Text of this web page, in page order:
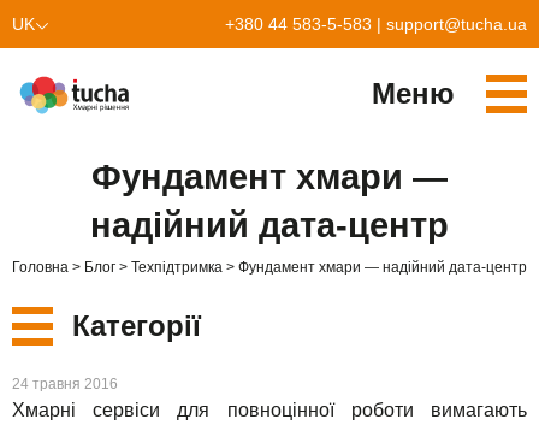
UK +380 44 583-5-583 | support@tucha.ua
Меню
TuchaHost
Хостинг CRM
Про нас
Фундамент хмари —
надійний дата-центр
Головна Блог Техпідтримка Фундамент хмари — надійний дата-центр
Категорії
Нові
24 травня 2016
Хмарні сервіси для повноцінної роботи вимагають